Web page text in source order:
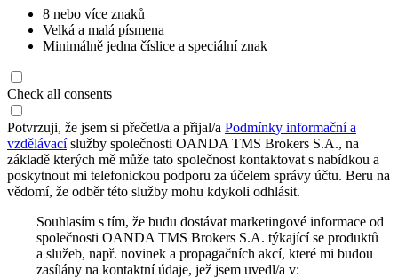
8 nebo více znaků
Velká a malá písmena
Minimálně jedna číslice a speciální znak
Check all consents
Potvrzuji, že jsem si přečetl/a a přijal/a Podmínky informační a
vzdělávacíslužby společnosti OANDA TMS Brokers S.A., na
základě kterých mě může tato společnost kontaktovat s nabídkou a
poskytnout mi telefonickou podporu za účelem správy účtu. Beru na
vědomí, že odběr této služby mohu kdykoli odhlásit.
Souhlasím s tím, že budu dostávat marketingové informace od
společnosti OANDA TMS Brokers S.A. týkající se produktů
a služeb, např. novinek a propagačních akcí, které mi budou
zasílány na kontaktní údaje, jež jsem uvedl/a v: